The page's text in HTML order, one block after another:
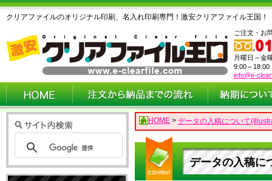
クリアファイルのオリジナル印刷、名入れ印刷専門！激安クリアファイル王国！
ご注文・お
月曜日～金
9:00～18:00
info@e-
HOME > データの入稿について
データの入稿